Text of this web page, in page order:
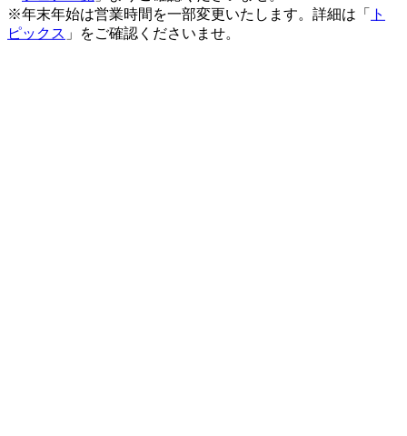
※年末年始は営業時間を一部変更いたします。詳細は「
ト
ピックス 」をご確認くださいませ。